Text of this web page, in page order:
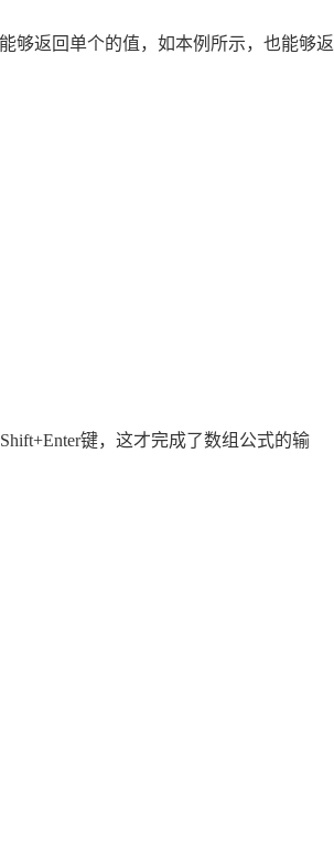
够返回单个的值，如本例所示，也能够返
键，这才完成了数组公式的输